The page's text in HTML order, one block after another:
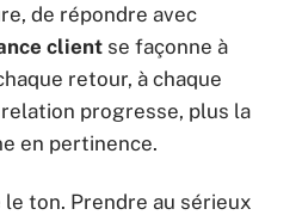
de répondre avec
client se façonne à
retour, à chaque
progresse, plus la
en pertinence.
le ton. Prendre au sérieux